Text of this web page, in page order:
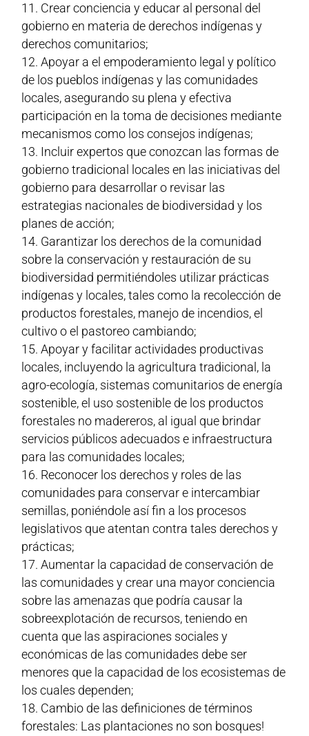
Crear conciencia y educar al personal del
gobierno en materia de derechos indígenas y
derechos comunitarios;
Apoyar a el empoderamiento legal y político
de los pueblos indígenas y las comunidades
locales, asegurando su plena y efectiva
participación en la toma de decisiones mediante
mecanismos como los consejos indígenas;
Incluir expertos que conozcan las formas de
gobierno tradicional locales en las iniciativas del
gobierno para desarrollar o revisar las
estrategias nacionales de biodiversidad y los
planes de acción;
Garantizar los derechos de la comunidad
sobre la conservación y restauración de su
biodiversidad permitiéndoles utilizar prácticas
indígenas y locales, tales como la recolección de
productos forestales, manejo de incendios, el
cultivo o el pastoreo cambiando;
Apoyar y facilitar actividades productivas
locales, incluyendo la agricultura tradicional, la
agro-ecología, sistemas comunitarios de energía
sostenible, el uso sostenible de los productos
forestales no madereros, al igual que brindar
servicios públicos adecuados e infraestructura
para las comunidades locales;
Reconocer los derechos y roles de las
comunidades para conservar e intercambiar
semillas, poniéndole así fin a los procesos
legislativos que atentan contra tales derechos y
prácticas;
Aumentar la capacidad de conservación de
las comunidades y crear una mayor conciencia
sobre las amenazas que podría causar la
sobreexplotación de recursos, teniendo en
cuenta que las aspiraciones sociales y
económicas de las comunidades debe ser
menores que la capacidad de los ecosistemas de
los cuales dependen;
Cambio de las definiciones de términos
forestales: Las plantaciones no son bosques!